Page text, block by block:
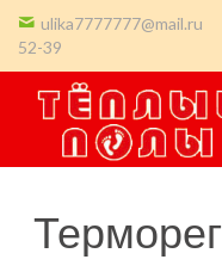
ulika7777777@mail.ru
52-39